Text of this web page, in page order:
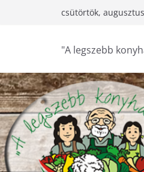
csütörtök,
"A legszebb